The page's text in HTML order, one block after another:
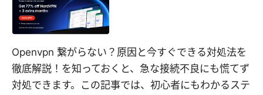
Openvpn 繋がらない？原因と今すぐできる対処法を
徹底解説！を知っておくと、急な接続不良にも慌てず
対処できます。この記事では、初心者にもわかるステ